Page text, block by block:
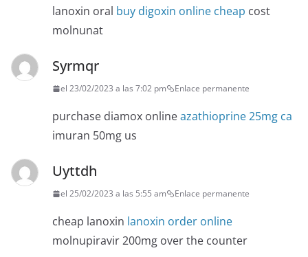
lanoxin oral buy digoxin online cheap cost
molnunat
Syrmqr
el 23/02/2023 a las 7:02 pm Enlace permanente
purchase diamox onlineazathioprine 25mg ca
imuran 50mg us
Uyttdh
el 25/02/2023 a las 5:55 am Enlace permanente
cheap lanoxin lanoxin order online
molnupiravir 200mg over the counter